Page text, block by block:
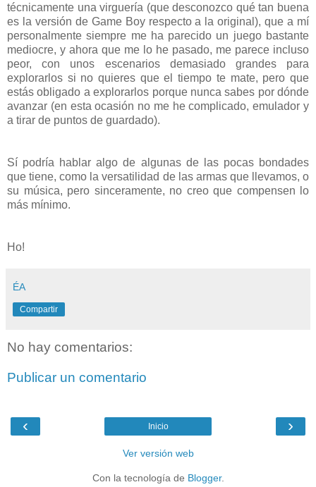
técnicamente una virguería (que desconozco qué tan buena
es la versión de Game Boy respecto a la original), que a mí
personalmente siempre me ha parecido un juego bastante
mediocre, y ahora que me lo he pasado, me parece incluso
peor, con unos escenarios demasiado grandes para
explorarlos si no quieres que el tiempo te mate, pero que
estás obligado a explorarlos porque nunca sabes por dónde
avanzar (en esta ocasión no me he complicado, emulador y
a tirar de puntos de guardado).
Sí podría hablar algo de algunas de las pocas bondades
que tiene, como la versatilidad de las armas que llevamos, o
su música, pero sinceramente, no creo que compensen lo
más mínimo.
Ho!
ÉA
Compartir
No hay comentarios:
Publicar un comentario
‹ ›
Inicio
Ver versión web
Con la tecnología de Blogger.